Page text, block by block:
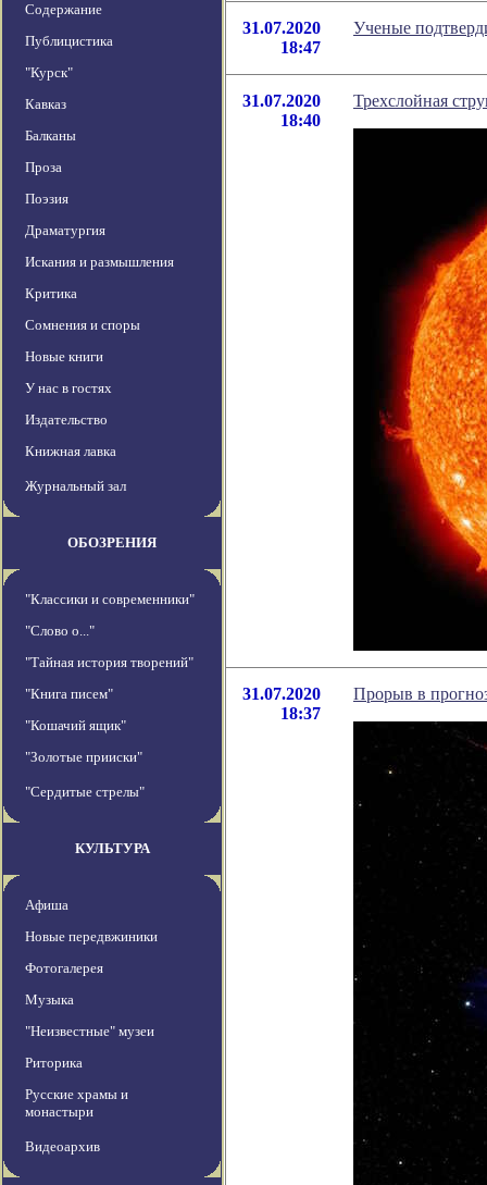
Содержание
Публицистика
"Курск"
Кавказ
Балканы
Проза
Поэзия
Драматургия
Искания и размышления
Критика
Сомнения и споры
Новые книги
У нас в гостях
Издательство
Книжная лавка
Журнальный зал
ОБОЗРЕНИЯ
"Классики и современники"
"Слово о..."
"Тайная история творений"
"Книга писем"
"Кошачий ящик"
"Золотые прииски"
"Сердитые стрелы"
КУЛЬТУРА
Афиша
Новые передвжиники
Фотогалерея
Музыка
"Неизвестные" музеи
Риторика
Русские храмы и
монастыри
Видеоархив
31.07.2020
18:47
Ученые
31.07.2020
18:40
Трехслойная
31.07.2020
18:37
Прорыв в